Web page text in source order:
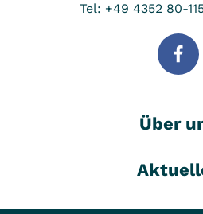
Tel: +49 4352 80-
Über